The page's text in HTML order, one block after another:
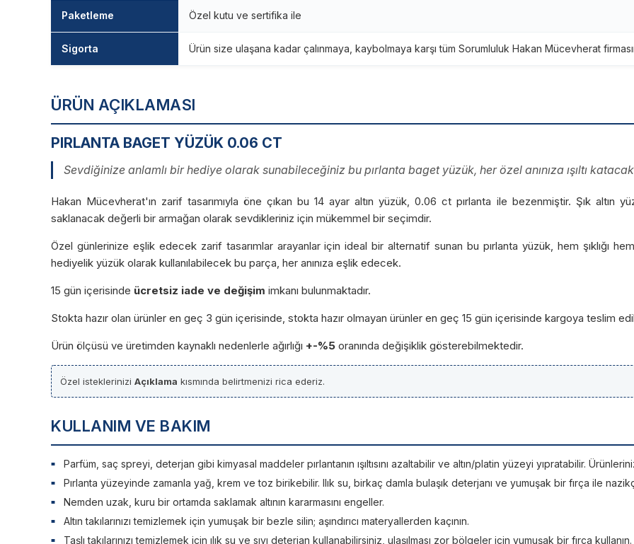
ÜRÜN AÇIKLAMASI
PIRLANTA BAGET YÜZÜK 0.06 CT
Sevdiğinize anlamlı bir hediye olarak sunabileceğiniz bu pırlanta baget yüzük, her özel anınıza ışıltı
Hakan Mücevherat'ın zarif tasarımıyla öne çıkan bu 14 ayar altın yüzük, 0.06 ct pırlanta ile bezenmiştir. Şık altın
saklanacak değerli bir armağan olarak sevdikleriniz için mükemmel bir seçimdir.
Özel günlerinize eşlik edecek zarif tasarımlar arayanlar için ideal bir alternatif sunan bu pırlanta yüzük, hem şıklığı
hediyelik yüzük olarak kullanılabilecek bu parça, her anınıza eşlik edecek.
15 gün içerisinde ücretsiz iade ve değişim imkanı bulunmaktadır.
Stokta hazır olan ürünler en geç 3 gün içerisinde, stokta hazır olmayan ürünler en geç 15 gün içerisinde kargoya teslim
Ürün ölçüsü ve üretimden kaynaklı nedenlerle ağırlığı +-%5 oranında değişiklik gösterebilmektedir.
Özel isteklerinizi Açıklama kısmında belirtmenizi rica ederiz.
Paketleme Özel kutu ve sertifika ile
Sigorta Ürün size ulaşana kadar çalınmaya, kaybolmaya karşı tüm Sorumluluk Hakan Mücevherat
KULLANIM VE BAKIM
Parfüm, saç spreyi, deterjan gibi kimyasal maddeler pırlantanın ışıltısını azaltabilir ve altın/platin yüzeyi yıpratabilir.
Pırlanta yüzeyinde zamanla yağ, krem ve toz birikebilir. Ilık su, birkaç damla bulaşık deterjanı ve yumuşak bir fırça ile
Nemden uzak, kuru bir ortamda saklamak altının kararmasını engeller.
Altın takılarınızı temizlemek için yumuşak bir bezle silin; aşındırıcı materyallerden kaçının.
Taşlı takılarınızı temizlemek için ılık su ve sıvı deterjan kullanabilirsiniz, ulaşılması zor bölgeler için yumuşak bir fırça kullanın.